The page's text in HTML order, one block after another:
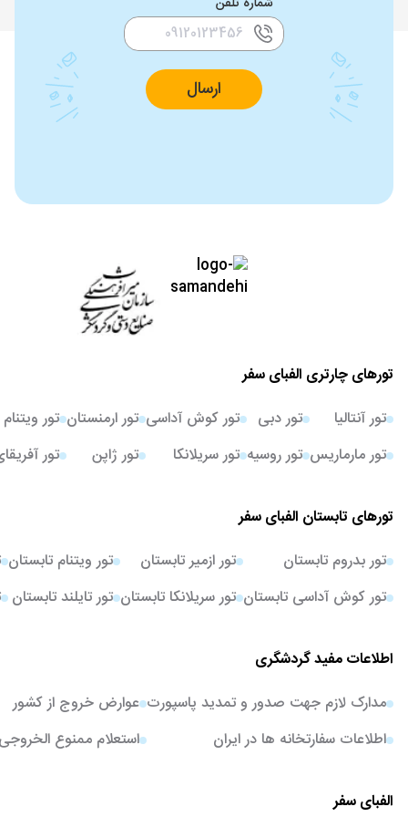
ارسال
تورهای چارتری الفبای سفر
تور آنتالیا
تور مارماریس
تور دبی
تور روسیه
تور کوش آداسی
تور سریلانکا
تور ارمنستان
تور ژاپن
تور ویتنام
تور
تورهای تابستان الفبای سفر
تور بدروم تابستان
تور کوش آداسی تابستان
تور ازمیر تابستان
تور سریلانکا تابستان
تور ویتنام تابستان
تور تایلند تابستان
اطلاعات مفید گردشگری
مدارک لازم جهت صدور و تمدید پاسپورت
اطلاعات سفارتخانه ها در ایران
عوارض خروج از کشور
استعلام ممنوع
الفبای سفر